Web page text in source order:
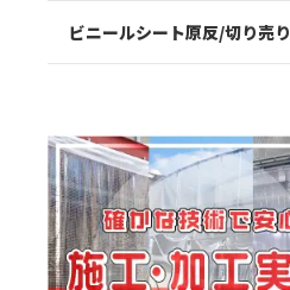
ビニールシート原反/切り売り